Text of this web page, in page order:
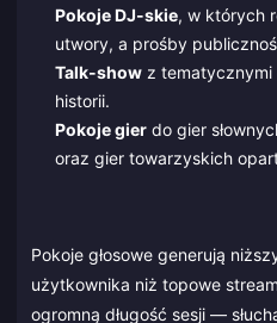
Pokoje DJ-skie, w których
utwory, a prośby
Talk-showz tematycznymi
historii.
Pokoje gierdo gier
oraz gier towarzyskich
Pokoje głosowe generują
użytkownika niż topowe
ogromną długość sesji —